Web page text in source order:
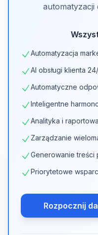
automatyzacji
Automatyzacja
AI obsługi klienta
Automatyczne
Inteligentne
Analityka i
Zarządzanie
Generowanie treści
Priorytetowe
Rozpocznij